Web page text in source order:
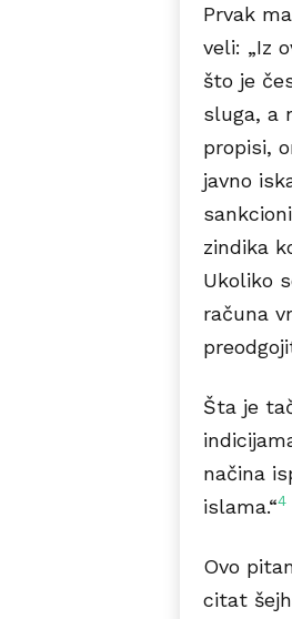
Prvak
veli: „Iz
što je
sluga, a
propisi,
javno
zindika
Ukoliko
računa
Šta je
načina
islama.“4
Ovo
citat